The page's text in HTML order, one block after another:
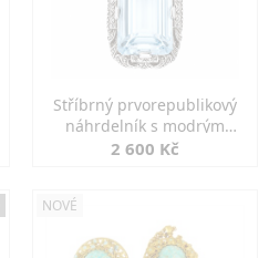
Stříbrný prvorepublikový
náhrdelník s modrým
spinelem
2 600 Kč
NOVÉ